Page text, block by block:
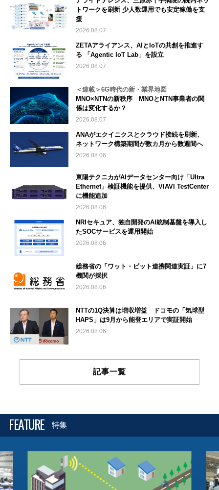
トワークを刷新 少人数運用でも安定稼働を支
援
2026.08.07
ZETAアライアンス、AIとIoTの共創を推進す
る 「Agentic IoT Lab」を設立
2026.08.07
＜連載＞6G時代の新・業界地図
MNO×NTNの新秩序 MNOとNTN事業者の関
係は変化するか？
2026.08.07
ANAがエクイニクスとクラウド接続を刷新、
ネットワーク構築期間が数カ月から数週間へ
2026.08.06
東陽テクニカがAIデータセンター向け「Ultra
Ethernet」検証機能を提供、VIAVI TestCenter
に機能追加
2026.08.06
NRIセキュア、独自開発のAI統制基盤を導入し
たSOCサービスを運用開始
2026.08.06
総務省の「ワット・ビット連携関連実証」に7
機関が採択
2026.08.06
NTTの1Q決算は増収増益 ドコモの「気球型
HAPS」は9月から能登エリアで実証開始
2026.08.06
記事一覧
FEATURE 特集